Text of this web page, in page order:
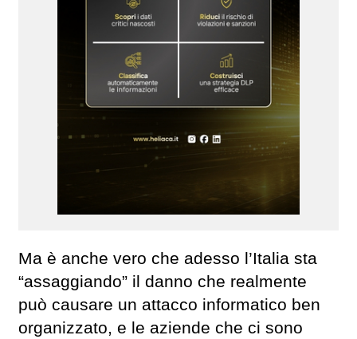
Ma è anche vero che adesso l’Italia sta
“assaggiando” il danno che realmente
può causare un attacco informatico ben
organizzato, e le aziende che ci sono